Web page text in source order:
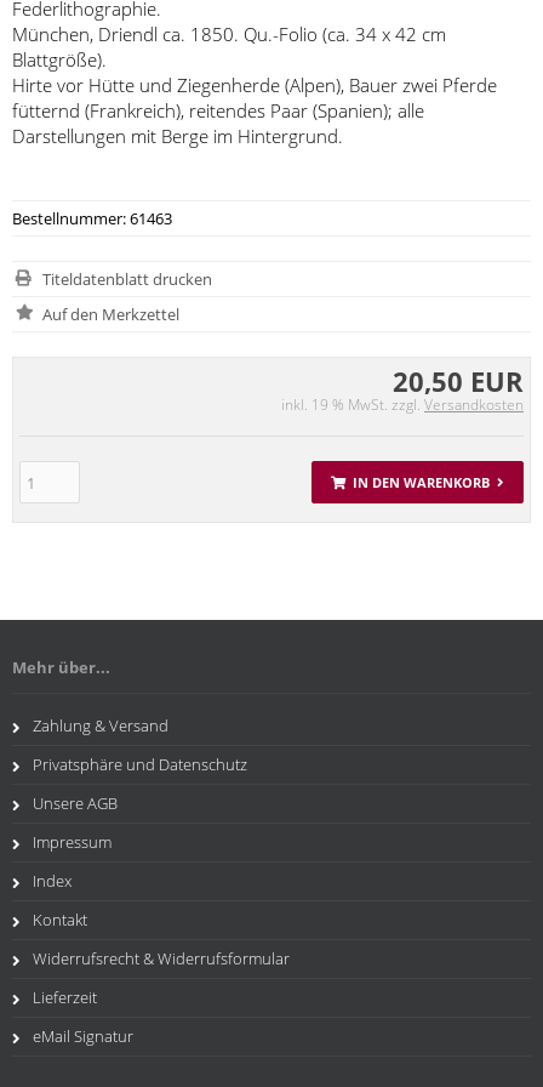
Federlithographie.
München, Driendl ca. 1850. Qu.-Folio (ca. 34 x 42 cm
Blattgröße).
Hirte vor Hütte und Ziegenherde (Alpen), Bauer zwei Pferde
fütternd (Frankreich), reitendes Paar (Spanien); alle
Darstellungen mit Berge im Hintergrund.
20,50 EUR
inkl. 19 % MwSt. zzgl. Versandkosten
IN DEN WARENKORB
Bestellnummer: 61463
Titeldatenblatt drucken
Mehr über...
Zahlung & Versand
Privatsphäre und Datenschutz
Unsere AGB
Impressum
Index
Kontakt
Widerrufsrecht & Widerrufsformular
Lieferzeit
eMail Signatur